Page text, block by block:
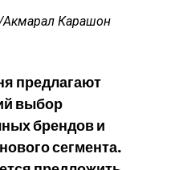
Карашон
предлагают
выбор
брендов и
сегмента.